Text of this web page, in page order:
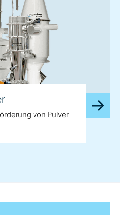
von Pulver,